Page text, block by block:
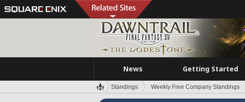
News Getting Started
Standings Weekly Free Company Standings